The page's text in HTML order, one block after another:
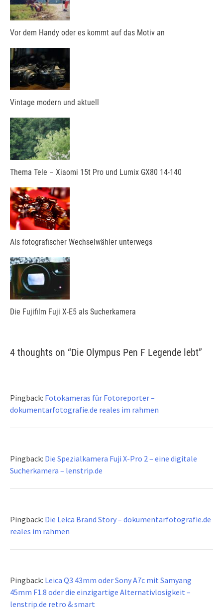
Vor dem Handy oder es kommt auf das Motiv an
Vintage modern und aktuell
Thema Tele – Xiaomi 15t Pro und Lumix GX80 14-140
Als fotografischer Wechselwähler unterwegs
Die Fujifilm Fuji X-E5 als Sucherkamera
4 thoughts on “Die Olympus Pen F Legende lebt”
Pingback: Fotokameras für Fotoreporter –
dokumentarfotografie.de reales im rahmen
Pingback: Die Spezialkamera Fuji X-Pro 2 – eine digitale
Sucherkamera – lenstrip.de
Pingback: Die Leica Brand Story – dokumentarfotografie.de
reales im rahmen
Pingback: Leica Q3 43mm oder Sony A7c mit Samyang
45mm F1.8 oder die einzigartige Alternativlosigkeit –
lenstrip.de retro & smart